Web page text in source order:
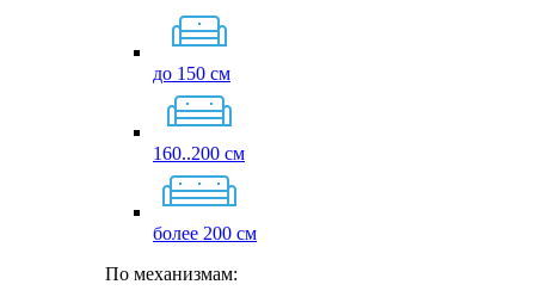
до 150 см
160..200 см
более 200 см
По механизмам: